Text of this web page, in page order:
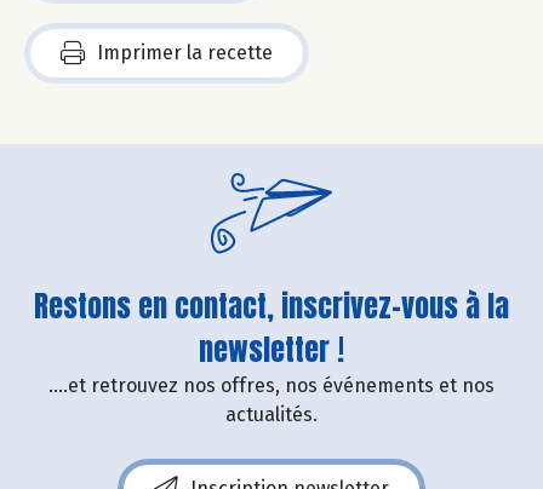
Imprimer la recette
Restons en contact, inscrivez-vous à la
newsletter !
....et retrouvez nos offres, nos événements et nos
actualités.